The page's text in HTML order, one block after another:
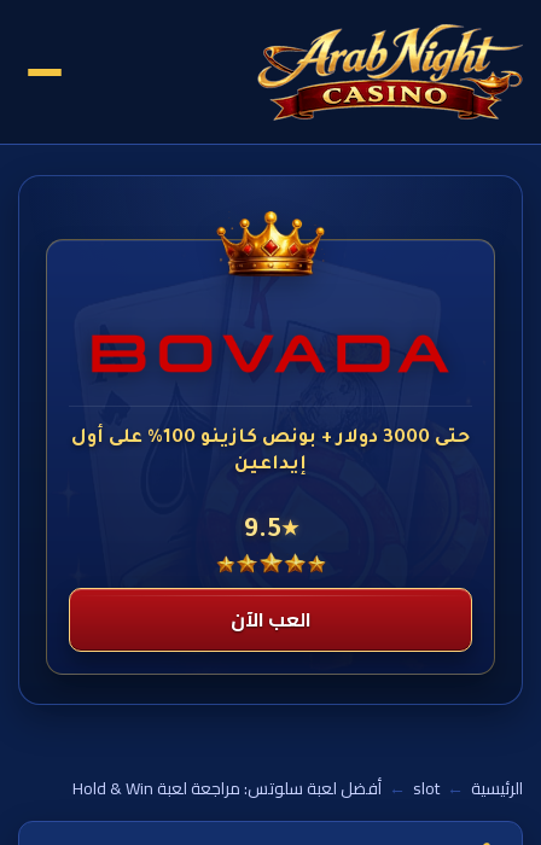
حتى 3000 دولار + بونص كازينو 100% على أول
إيداعين
★
9.5
العب الآن
الرئيسية ←
slot
← أفضل لعبة سلوتس: مراجعة لعبة Hold & Win